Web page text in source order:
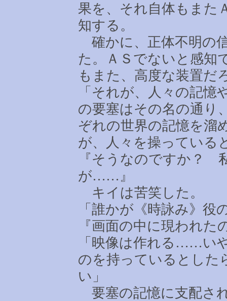
果を、それ自体もまた
知する。
確かに、正体不明の
た。ＡＳでないと感知
もまた、高度な装置だ
「それが、人々の記
の要塞はその名の通り
ぞれの世界の記憶を溜
が、人々を操っている
『そうなのですか？
が…… 』
キイは苦笑した。
「誰かが《時詠み》
『画面の中に現われた
「映像は作れる ……い
のを持っているとした
い」
要塞の記憶に支配さ